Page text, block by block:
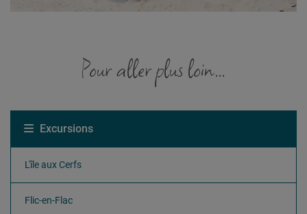
Pour aller plus loin...
Excursions
L'île aux Cerfs
Flic-en-Flac